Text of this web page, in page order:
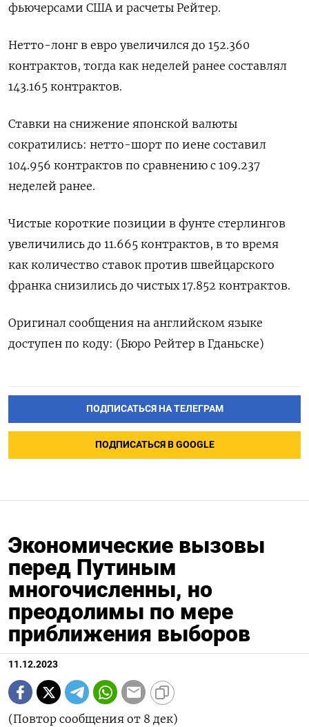
фьючерсами США и расчеты Рейтер.
Нетто-лонг в евро увеличился до 152.360
контрактов, тогда как неделей ранее составлял
143.165 контрактов.
Ставки на снижение японской валюты
сократились: нетто-шорт по иене составил
104.956 контрактов по сравнению с 109.237
неделей ранее.
Чистые короткие позиции в фунте стерлингов
увеличились до 11.665 контрактов, в то время
как количество ставок против швейцарского
франка снизились до чистых 17.852 контрактов.
Оригинал сообщения на английском языке
доступен по коду: (Бюро Рейтер в Гданьске)
ПОДПИСАТЬСЯ НА ТЕЛЕГРАМ
ПОДПИСАТЬСЯ В GOOGLE
Экономические вызовы
перед Путиным
многочисленны, но
преодолимы по мере
приближения выборов
11.12.2023
(Повтор сообщения от 8 дек)